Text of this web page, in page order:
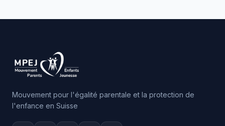
Mouvement pour l'égalité parentale et la protection de
l'enfance en Suisse